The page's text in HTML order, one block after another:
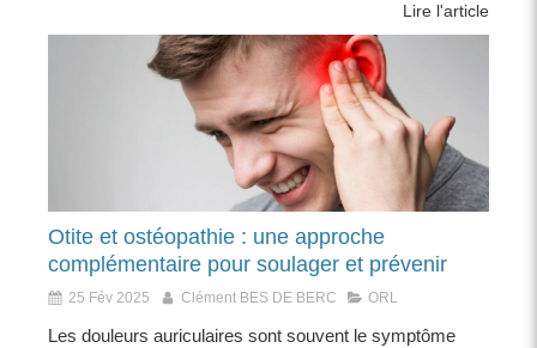
Lire l'article
Otite et ostéopathie : une approche
complémentaire pour soulager et prévenir
25 Fév 2025 Clément BES DE BERC ORL
Les douleurs auriculaires sont souvent le symptôme